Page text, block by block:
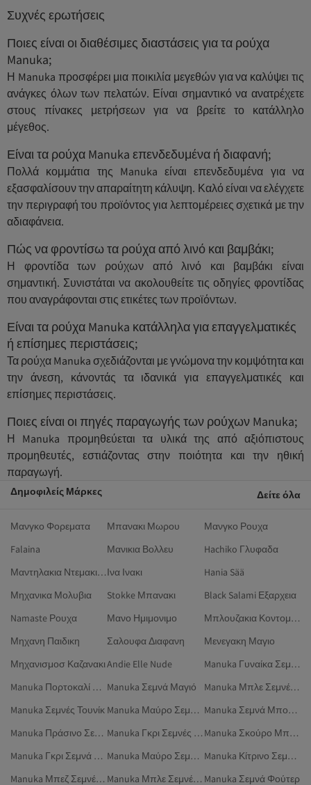
Συχνές ερωτήσεις
Ποιες είναι οι διαθέσιμες διαστάσεις για τα ρούχα
Manuka;
Η Manuka προσφέρει μια ποικιλία μεγεθών για να καλύψει τις
ανάγκες όλων των πελατών. Είναι σημαντικό να ανατρέχετε
στους πίνακες μετρήσεων για να βρείτε το κατάλληλο
μέγεθος.
Είναι τα ρούχα Manuka επενδεδυμένα ή διαφανή;
Πολλά κομμάτια της Manuka είναι επενδεδυμένα για να
εξασφαλίσουν την απαραίτητη κάλυψη. Καλό είναι να ελέγχετε
την περιγραφή του προϊόντος για λεπτομέρειες σχετικά με την
αδιαφάνεια.
Πώς να φροντίσω τα ρούχα από λινό και βαμβάκι;
Η φροντίδα των ρούχων από λινό και βαμβάκι είναι
σημαντική. Συνιστάται να ακολουθείτε τις οδηγίες φροντίδας
που αναγράφονται στις ετικέτες των προϊόντων.
Είναι τα ρούχα Manuka κατάλληλα για επαγγελματικές
ή επίσημες περιστάσεις;
Τα ρούχα Manuka σχεδιάζονται με γνώμονα την κομψότητα και
την άνεση, κάνοντάς τα ιδανικά για επαγγελματικές και
επίσημες περιστάσεις.
Ποιες είναι οι πηγές παραγωγής των ρούχων Manuka;
Η Manuka προμηθεύεται τα υλικά της από αξιόπιστους
προμηθευτές, εστιάζοντας στην ποιότητα και την ηθική
παραγωγή.
Δημοφιλείς Μάρκες Δείτε όλα
Μανγκο Φορεματα Μπανακι Μωρου
Μανγκο Ρουχα
Falaina
Μανικια Βολλευ
Hachiko Γλυφαδα
Μαντηλακια ΝτεμακιγιαζΙνα Ινακι
Hania Sää
Μηχανικα Μολυβια
Stokke Μπανακι
Black Salami Εξαρχεια
Namaste Ρουχα
Μανο Ημιμονιμο
Μπλουζακια Κοντομανικα
Μηχανη Παιδικη
Σαλουφα Διαφανη
Μενεγακη Μαγιο
Μηχανισμοσ ΚαζανακιAndie Elle Nude
Manuka Γυναίκα Σεμνές Μπλούζες
Manuka Πορτοκαλί Σεμνή Ένδυση Manuka Σεμνά Μαγιό
Manuka Μπλε Σεμνές Μπλούζες
Manuka Σεμνές Τουνίκ
Manuka Μαύρο Σεμνές Μπλούζες
Manuka Σεμνά Μπουφάν
Manuka Πράσινο Σεμνή Ένδυση
Manuka Γκρι Σεμνές Φούστες
Manuka Σκούρο Μπλε Σεμνή Ένδυση
Manuka Γκρι Σεμνά Μπλέιζερ
Manuka Μαύρο Σεμνά Μπλέιζερ
Manuka Κίτρινο Σεμνή Ένδυση
Manuka Μπεζ Σεμνές Φούστες
Manuka Μπλε Σεμνές Φούστες Manuka Σεμνά Φούτερ